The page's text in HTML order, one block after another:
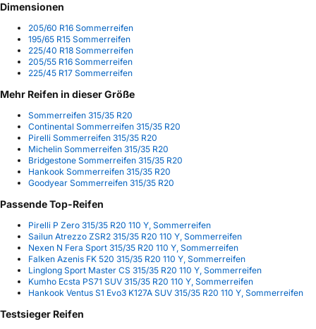
Dimensionen
205/60 R16 Sommerreifen
195/65 R15 Sommerreifen
225/40 R18 Sommerreifen
205/55 R16 Sommerreifen
225/45 R17 Sommerreifen
Mehr Reifen in dieser Größe
Sommerreifen 315/35 R20
Continental Sommerreifen 315/35 R20
Pirelli Sommerreifen 315/35 R20
Michelin Sommerreifen 315/35 R20
Bridgestone Sommerreifen 315/35 R20
Hankook Sommerreifen 315/35 R20
Goodyear Sommerreifen 315/35 R20
Passende Top-Reifen
Pirelli P Zero 315/35 R20 110 Y, Sommerreifen
Sailun Atrezzo ZSR2 315/35 R20 110 Y, Sommerreifen
Nexen N Fera Sport 315/35 R20 110 Y, Sommerreifen
Falken Azenis FK 520 315/35 R20 110 Y, Sommerreifen
Linglong Sport Master CS 315/35 R20 110 Y, Sommerreifen
Kumho Ecsta PS71 SUV 315/35 R20 110 Y, Sommerreifen
Hankook Ventus S1 Evo3 K127A SUV 315/35 R20 110 Y, Sommerreifen
Testsieger Reifen